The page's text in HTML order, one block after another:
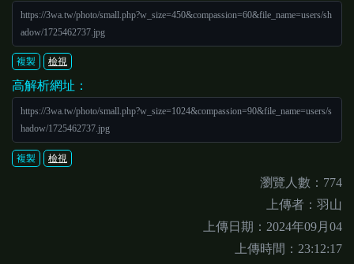
https://3wa.tw/photo/small.php?w_size=450&compassion=60&file_name=users/sh
adow/1725462737.jpg
複製 檢視
高解析網址：
https://3wa.tw/photo/small.php?w_size=1024&compassion=90&file_name=users/s
hadow/1725462737.jpg
複製 檢視
瀏覽人數：774
上傳者：羽山
上傳日期：2024年09月04
上傳時間：23:12:17